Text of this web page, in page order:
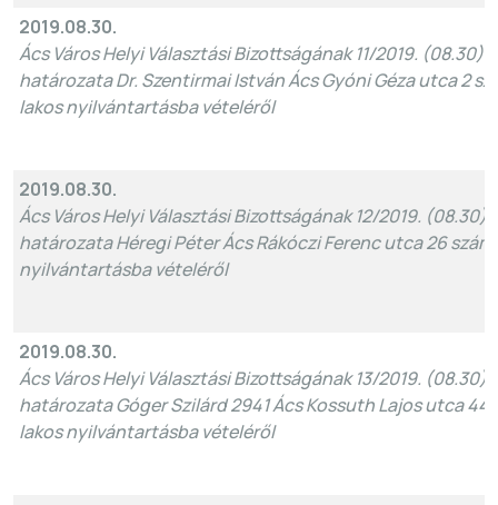
2019.08.30.
Ács Város Helyi Választási Bizottságának 11/2019. (08.30).
határozata Dr. Szentirmai István Ács Gyóni Géza utca 2
lakos nyilvántartásba vételéről
2019.08.30.
Ács Város Helyi Választási Bizottságának 12/2019. (08.30).
határozata Héregi Péter Ács Rákóczi Ferenc utca 26
nyilvántartásba vételéről
2019.08.30.
Ács Város Helyi Választási Bizottságának 13/2019. (08.30).
határozata Góger Szilárd 2941 Ács Kossuth Lajos utca
lakos nyilvántartásba vételéről